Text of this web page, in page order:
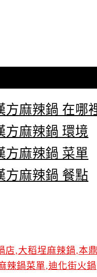
方麻辣鍋 在哪
方麻辣鍋 環境
方麻辣鍋 菜單
方麻辣鍋 餐點